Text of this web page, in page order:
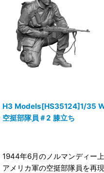
H3 Models[HS35124]1/35
空挺部隊員＃2 膝立ち
1944年6月のノルマンディー
アメリカ軍の空挺部隊員を再